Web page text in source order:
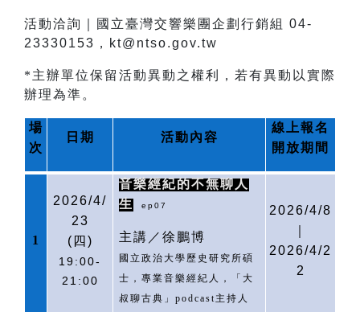
活動洽詢｜國立臺灣交響樂團企劃行銷組 04-
23330153，kt@ntso.gov.tw
*主辦單位保留活動異動之權利，若有異動以實際
辦理為準。
場
次
日期 活動內容
線上報名
開放期間
1
2026/4/
23
( 四)
19:00-
21:00
音樂經紀的不無聊人
生
ep07
主講／徐鵬博
國立政治大學歷史研究所碩
士，專業音樂經紀人，「大
叔聊古典」 podcast主持人
2026/4/8
2026/4/2
2